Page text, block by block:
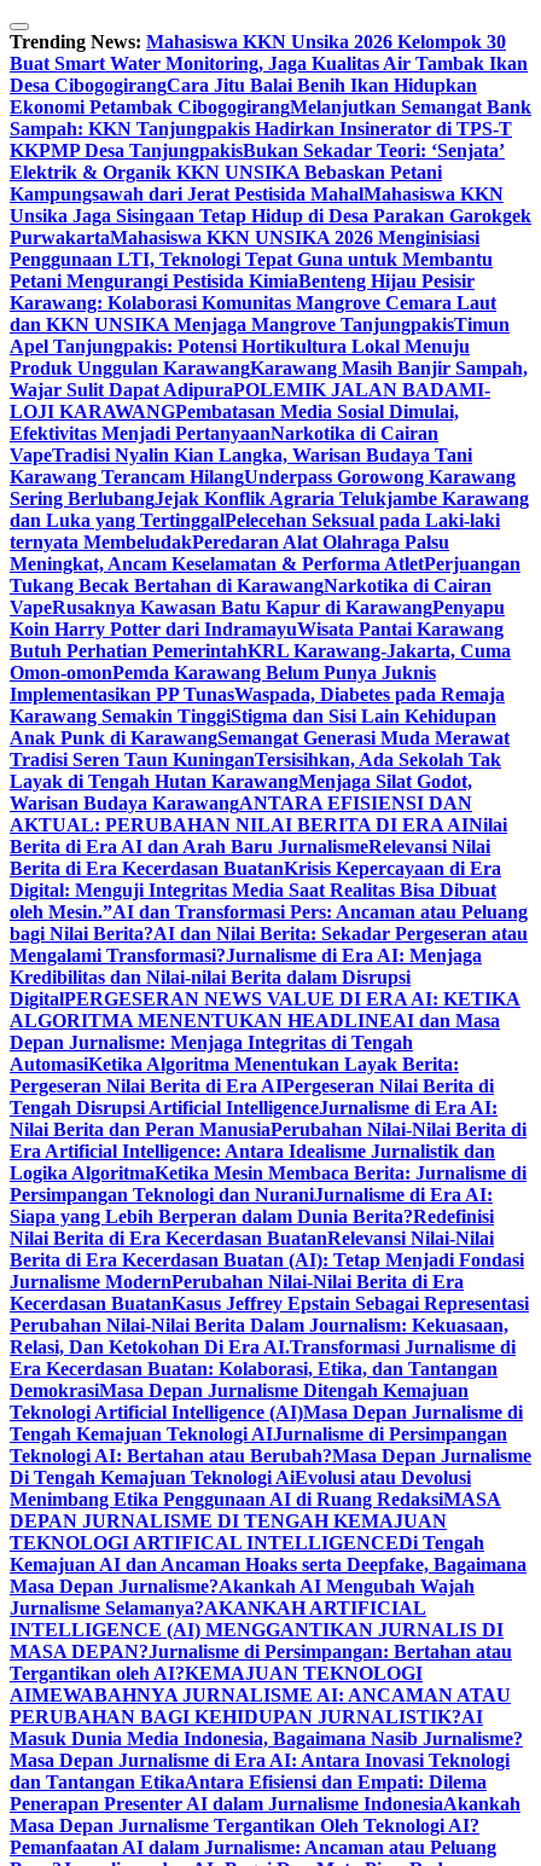
Skip
to
content
Trending News: Mahasiswa KKN Unsika 2026 Kelompok 30
Buat Smart Water Monitoring, Jaga Kualitas Air Tambak Ikan
Desa CibogogirangCara Jitu Balai Benih Ikan Hidupkan
Ekonomi Petambak CibogogirangMelanjutkan Semangat Bank
Sampah: KKN Tanjungpakis Hadirkan Insinerator di TPS-T
KKPMP Desa TanjungpakisBukan Sekadar Teori: ‘Senjata’
Elektrik & Organik KKN UNSIKA Bebaskan Petani
Kampungsawah dari Jerat Pestisida MahalMahasiswa KKN
Unsika Jaga Sisingaan Tetap Hidup di Desa Parakan Garokgek
PurwakartaMahasiswa KKN UNSIKA 2026 Menginisiasi
Penggunaan LTI, Teknologi Tepat Guna untuk Membantu
Petani Mengurangi Pestisida KimiaBenteng Hijau Pesisir
Karawang: Kolaborasi Komunitas Mangrove Cemara Laut
dan KKN UNSIKA Menjaga Mangrove TanjungpakisTimun
Apel Tanjungpakis: Potensi Hortikultura Lokal Menuju
Produk Unggulan KarawangKarawang Masih Banjir Sampah,
Wajar Sulit Dapat AdipuraPOLEMIK JALAN BADAMI-
LOJI KARAWANGPembatasan Media Sosial Dimulai,
Efektivitas Menjadi PertanyaanNarkotika di Cairan
VapeTradisi Nyalin Kian Langka, Warisan Budaya Tani
Karawang Terancam HilangUnderpass Gorowong Karawang
Sering BerlubangJejak Konflik Agraria Telukjambe Karawang
dan Luka yang TertinggalPelecehan Seksual pada Laki-laki
ternyata MembeludakPeredaran Alat Olahraga Palsu
Meningkat, Ancam Keselamatan & Performa AtletPerjuangan
Tukang Becak Bertahan di KarawangNarkotika di Cairan
VapeRusaknya Kawasan Batu Kapur di KarawangPenyapu
Koin Harry Potter dari IndramayuWisata Pantai Karawang
Butuh Perhatian PemerintahKRL Karawang-Jakarta, Cuma
Omon-omonPemda Karawang Belum Punya Juknis
Implementasikan PP TunasWaspada, Diabetes pada Remaja
Karawang Semakin TinggiStigma dan Sisi Lain Kehidupan
Anak Punk di KarawangSemangat Generasi Muda Merawat
Tradisi Seren Taun KuninganTersisihkan, Ada Sekolah Tak
Layak di Tengah Hutan KarawangMenjaga Silat Godot,
Warisan Budaya KarawangANTARA EFISIENSI DAN
AKTUAL: PERUBAHAN NILAI BERITA DI ERA AINilai
Berita di Era AI dan Arah Baru JurnalismeRelevansi Nilai
Berita di Era Kecerdasan BuatanKrisis Kepercayaan di Era
Digital: Menguji Integritas Media Saat Realitas Bisa Dibuat
oleh Mesin.”AI dan Transformasi Pers: Ancaman atau Peluang
bagi Nilai Berita?AI dan Nilai Berita: Sekadar Pergeseran atau
Mengalami Transformasi?Jurnalisme di Era AI: Menjaga
Kredibilitas dan Nilai-nilai Berita dalam Disrupsi
DigitalPERGESERAN NEWS VALUE DI ERA AI: KETIKA
ALGORITMA MENENTUKAN HEADLINEAI dan Masa
Depan Jurnalisme: Menjaga Integritas di Tengah
AutomasiKetika Algoritma Menentukan Layak Berita:
Pergeseran Nilai Berita di Era AIPergeseran Nilai Berita di
Tengah Disrupsi Artificial IntelligenceJurnalisme di Era AI:
Nilai Berita dan Peran ManusiaPerubahan Nilai-Nilai Berita di
Era Artificial Intelligence: Antara Idealisme Jurnalistik dan
Logika AlgoritmaKetika Mesin Membaca Berita: Jurnalisme di
Persimpangan Teknologi dan NuraniJurnalisme di Era AI:
Siapa yang Lebih Berperan dalam Dunia Berita?Redefinisi
Nilai Berita di Era Kecerdasan BuatanRelevansi Nilai-Nilai
Berita di Era Kecerdasan Buatan (AI): Tetap Menjadi Fondasi
Jurnalisme ModernPerubahan Nilai-Nilai Berita di Era
Kecerdasan BuatanKasus Jeffrey Epstain Sebagai Representasi
Perubahan Nilai-Nilai Berita Dalam Journalism: Kekuasaan,
Relasi, Dan Ketokohan Di Era AI.Transformasi Jurnalisme di
Era Kecerdasan Buatan: Kolaborasi, Etika, dan Tantangan
DemokrasiMasa Depan Jurnalisme Ditengah Kemajuan
Teknologi Artificial Intelligence (AI)Masa Depan Jurnalisme di
Tengah Kemajuan Teknologi AIJurnalisme di Persimpangan
Teknologi AI: Bertahan atau Berubah?Masa Depan Jurnalisme
Di Tengah Kemajuan Teknologi AiEvolusi atau Devolusi
Menimbang Etika Penggunaan AI di Ruang RedaksiMASA
DEPAN JURNALISME DI TENGAH KEMAJUAN
TEKNOLOGI ARTIFICAL INTELLIGENCEDi Tengah
Kemajuan AI dan Ancaman Hoaks serta Deepfake, Bagaimana
Masa Depan Jurnalisme?Akankah AI Mengubah Wajah
Jurnalisme Selamanya?AKANKAH ARTIFICIAL
INTELLIGENCE (AI) MENGGANTIKAN JURNALIS DI
MASA DEPAN?Jurnalisme di Persimpangan: Bertahan atau
Tergantikan oleh AI?KEMAJUAN TEKNOLOGI
AIMEWABAHNYA JURNALISME AI: ANCAMAN ATAU
PERUBAHAN BAGI KEHIDUPAN JURNALISTIK?AI
Masuk Dunia Media Indonesia, Bagaimana Nasib Jurnalisme?
Masa Depan Jurnalisme di Era AI: Antara Inovasi Teknologi
dan Tantangan EtikaAntara Efisiensi dan Empati: Dilema
Penerapan Presenter AI dalam Jurnalisme IndonesiaAkankah
Masa Depan Jurnalisme Tergantikan Oleh Teknologi AI?
Pemanfaatan AI dalam Jurnalisme: Ancaman atau Peluang